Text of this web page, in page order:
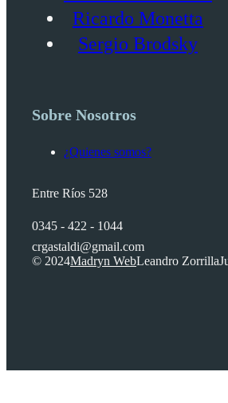
Ricardo Monetta
Sergio Brodsky
Sobre Nosotros
¿Quienes somos?
Entre Ríos 528
0345 - 422 - 1044
crgastaldi@gmail.com
© 2024Madryn WebLeandro Zorrilla